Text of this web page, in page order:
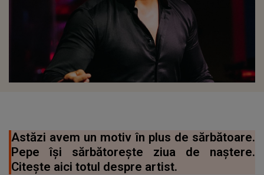
Astăzi avem un motiv în plus de sărbătoare.
Pepe își sărbătorește ziua de naștere.
Citește aici totul despre artist.